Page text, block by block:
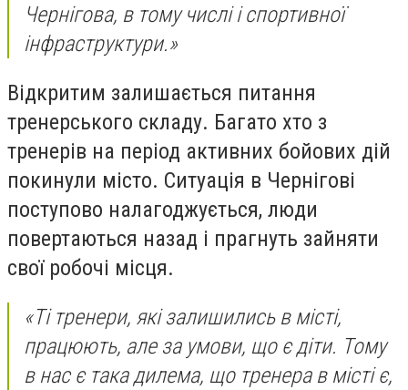
Чернігова, в тому числі і спортивної
інфраструктури.»
Відкритим залишається питання
тренерського складу. Багато хто з
тренерів на період активних бойових дій
покинули місто. Ситуація в Чернігові
поступово налагоджується, люди
повертаються назад і прагнуть зайняти
свої робочі місця.
«Ті тренери, які залишились в місті,
працюють, але за умови, що є діти. Тому
в нас є така дилема, що тренера в місті є,